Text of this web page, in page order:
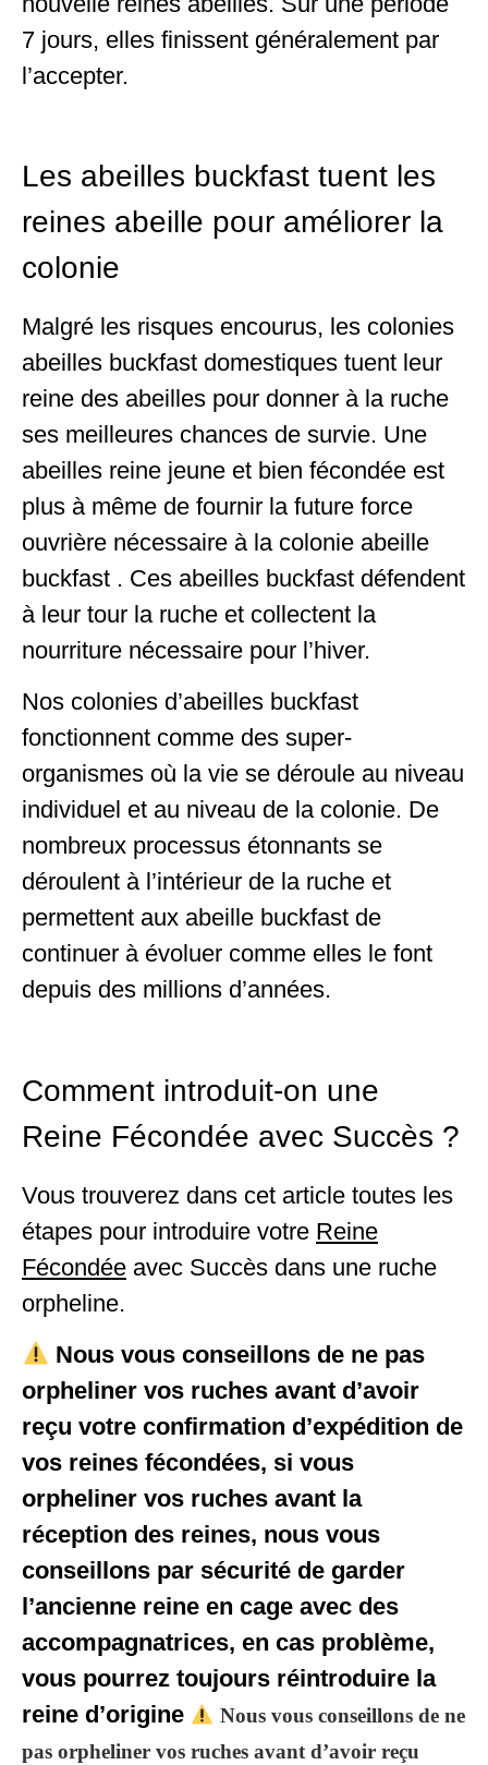
7 jours, elles finissent généralement par
l’accepter.
Les abeilles buckfast tuent les
reines abeille pour améliorer la
colonie
Malgré les risques encourus, les colonies
abeilles buckfast domestiques tuent leur
reine des abeilles pour donner à la ruche
ses meilleures chances de survie. Une
abeilles reine jeune et bien fécondée est
plus à même de fournir la future force
ouvrière nécessaire à la colonie abeille
buckfast . Ces abeilles buckfast défendent
à leur tour la ruche et collectent la
nourriture nécessaire pour l’hiver.
Nos colonies d’abeilles buckfast
fonctionnent comme des super-
organismes où la vie se déroule au niveau
individuel et au niveau de la colonie. De
nombreux processus étonnants se
déroulent à l’intérieur de la ruche et
permettent aux abeille buckfast de
continuer à évoluer comme elles le font
depuis des millions d’années.
Comment introduit-on une
Reine Fécondée avec Succès ?
Vous trouverez dans cet article toutes les
étapes pour introduire votre Reine
Fécondée avec Succès dans une ruche
orpheline.
Nous vous conseillons de ne pas
orpheliner vos ruches avant d’avoir
reçu votre confirmation d’expédition de
vos reines fécondées, si vous
orpheliner vos ruches avant la
réception des reines, nous vous
conseillons par sécurité de garder
l’ancienne reine en cage avec des
accompagnatrices, en cas problème,
vous pourrez toujours réintroduire la
reine d’origine
Nous vous conseillons de ne
pas orpheliner vos ruches avant d’avoir reçu